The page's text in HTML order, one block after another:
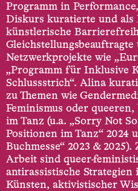
Programm in
Diskurs kuratierte und
künstlerische
Netzwerkprojekte wie
„Programm für Inklusive
Schlussstrich“. Alina
zu Themen wie
Feminismus oder
im Tanz (u.a. „Sorry Not
Positionen im Tanz“ 2024
Buchmesse“ 2023 &
Arbeit sind queer-
antirassistische Strategien
Künsten, aktivistischer